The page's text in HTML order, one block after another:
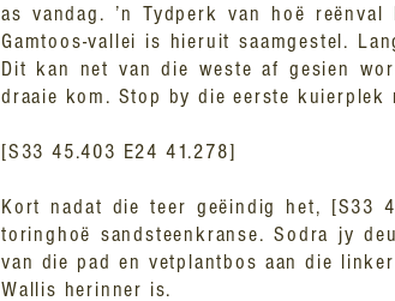
as vandag. ’n Tydperk van hoë
Gamtoos-vallei is hieruit saamgestel.
Dit kan net van die weste af gesien
draaie kom. Stop by die eerste
[S33 45.403 E24 41.278]
Kort nadat die teer geëindig het, [S33
toringhoë sandsteenkranse. Sodra jy
van die pad en vetplantbos aan die
Wallis herinner is.